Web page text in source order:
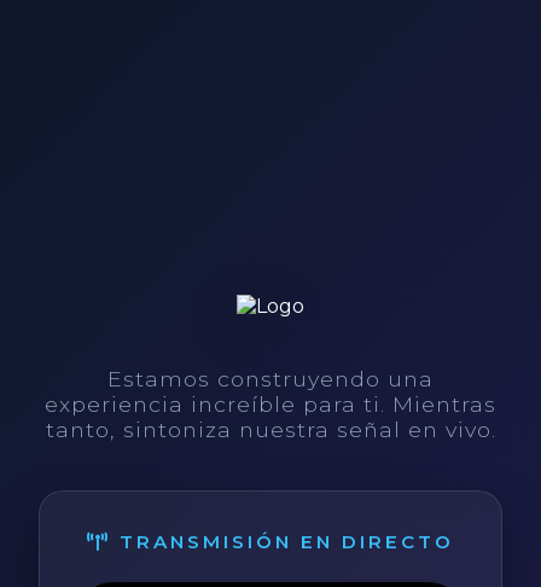
Estamos construyendo una
experiencia increíble para ti. Mientras
tanto, sintoniza nuestra señal en vivo.
TRANSMISIÓN EN DIRECTO